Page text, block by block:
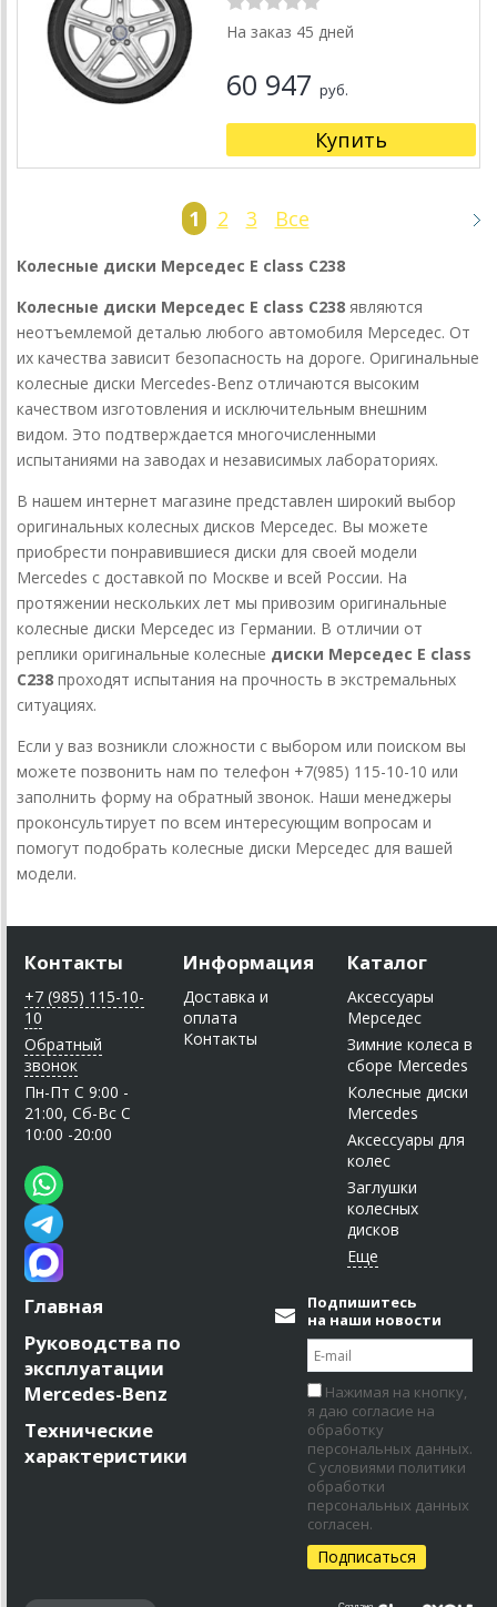
На заказ 45 дней
60 947 руб.
Купить
1 2 3 Все
Колесные диски Мерседес E class C238
Колесные диски Мерседес E class C238 являются
неотъемлемой деталью любого автомобиля Мерседес. От
их качества зависит безопасность на дороге. Оригинальные
колесные диски Mercedes-Benz отличаются высоким
качеством изготовления и исключительным внешним
видом. Это подтверждается многочисленными
испытаниями на заводах и независимых лабораториях.
В нашем интернет магазине представлен широкий выбор
оригинальных колесных дисков Мерседес. Вы можете
приобрести понравившиеся диски для своей модели
Mercedes с доставкой по Москве и всей России. На
протяжении нескольких лет мы привозим оригинальные
колесные диски Мерседес из Германии. В отличии от
реплики оригинальные колесные диски Мерседес E class
C238 проходят испытания на прочность в экстремальных
ситуациях.
Если у ваз возникли сложности с выбором или поиском вы
можете позвонить нам по телефон +7(985) 115-10-10 или
заполнить форму на обратный звонок. Наши менеджеры
проконсультирует по всем интересующим вопросам и
помогут подобрать колесные диски Мерседес для вашей
модели.
Контакты
+7 (985) 115-10-
10
Обратный
звонок
Пн-Пт C 9:00 -
21:00, Сб-Вс С
10:00 -20:00
Информация
Доставка и
оплата
Контакты
Каталог
Аксессуары
Мерседес
Зимние колеса в
сборе Mercedes
Колесные диски
Mercedes
Аксессуары для
колес
Заглушки
колесных
дисков
Главная
Руководства по
эксплуатации
Mercedes-Benz
Технические
характеристики
Подпишитесь
на наши новости
Нажимая на кнопку,
я даю согласие на
обработку
персональных данных.
С условиями политики
обработки
персональных данных
согласен.